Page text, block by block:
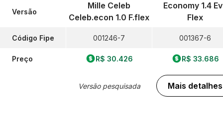
Versão
Código Fipe
Preço
Mille Celeb
Celeb.econ 1.0 F.flex
001246-7
R$ 30.426
Versão pesquisada
Economy 1.4
Flex
001367-6
R$ 33.686
Mais detalhes